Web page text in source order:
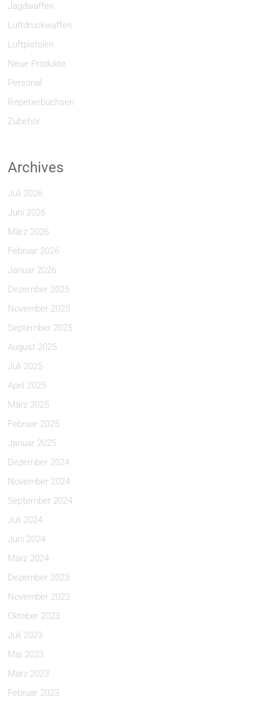
Jagdwaffen
Luftdruckwaffen
Luftpistolen
Neue Produkte
Personal
Repetierbüchsen
Zubehör
Archives
Juli 2026
Juni 2026
März 2026
Februar 2026
Januar 2026
Dezember 2025
November 2025
September 2025
August 2025
Juli 2025
April 2025
März 2025
Februar 2025
Januar 2025
Dezember 2024
November 2024
September 2024
Juli 2024
Juni 2024
März 2024
Dezember 2023
November 2023
Oktober 2023
Juli 2023
Mai 2023
März 2023
Februar 2023